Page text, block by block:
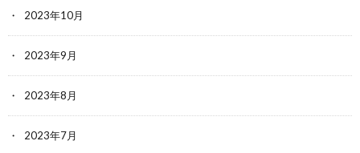
2023年10月
2023年9月
2023年8月
2023年7月